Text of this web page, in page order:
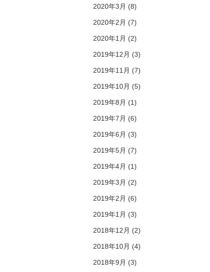
2020年3月 (8)
2020年2月 (7)
2020年1月 (2)
2019年12月 (3)
2019年11月 (7)
2019年10月 (5)
2019年8月 (1)
2019年7月 (6)
2019年6月 (3)
2019年5月 (7)
2019年4月 (1)
2019年3月 (2)
2019年2月 (6)
2019年1月 (3)
2018年12月 (2)
2018年10月 (4)
2018年9月 (3)